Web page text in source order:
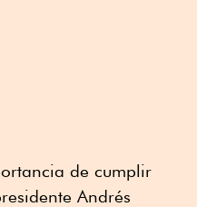
de cumplir
Andrés